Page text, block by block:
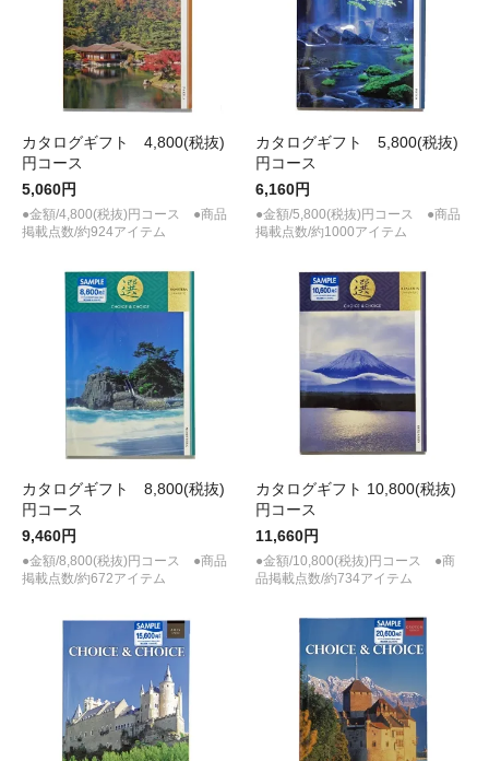
カタログギフト 4,800(税抜)
円コース
5,060円
●金額/4,800(税抜)円コース ●商品
掲載点数/約924アイテム
カタログギフト 5,800(税抜)
円コース
6,160円
●金額/5,800(税抜)円コース ●商品
掲載点数/約1000アイテム
カタログギフト 8,800(税抜)
円コース
9,460円
●金額/8,800(税抜)円コース ●商品
掲載点数/約672アイテム
カタログギフト 10,800(税抜)
円コース
11,660円
●金額/10,800(税抜)円コース ●商
品掲載点数/約734アイテム